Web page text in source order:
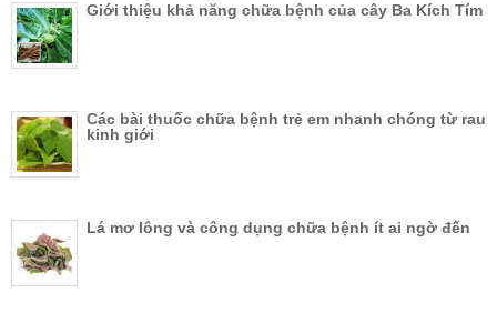
Giới thiệu khả năng chữa bệnh của cây Ba Kích Tím
Các bài thuốc chữa bệnh trẻ em nhanh chóng từ rau
kinh giới
Lá mơ lông và công dụng chữa bệnh ít ai ngờ đến